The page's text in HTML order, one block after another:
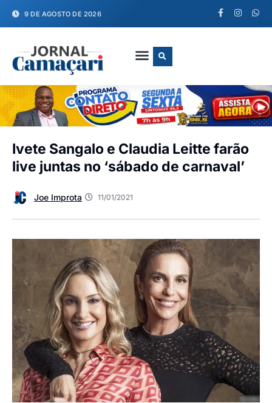
9 DE AGOSTO DE 2026
Ivete Sangalo e Claudia Leitte farão
live juntas no ‘sábado de carnaval’
Joe Improta 11/01/2021